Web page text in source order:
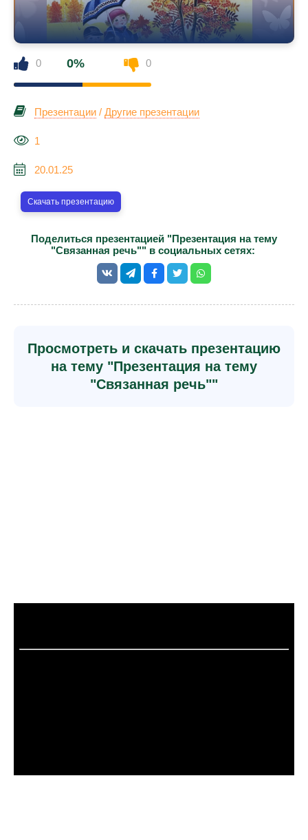
0 0% 0
Презентации / Другие презентации
1
20.01.25
Скачать презентацию
Поделиться презентацией "Презентация на тему
"Связанная речь"" в социальных сетях:
Просмотреть и скачать презентацию
на тему "Презентация на тему
"Связанная речь""